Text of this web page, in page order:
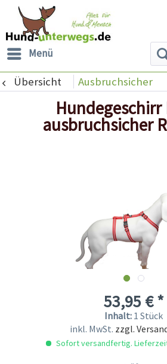
Menü
Übersicht Ausbruchsicher
Hundegeschirr
ausbruchsicher
53,95 € *
Inhalt: 1 Stück
inkl. MwSt. zzgl.
Sofort versandfertig.